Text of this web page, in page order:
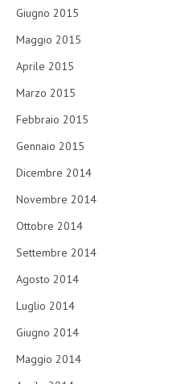
Giugno 2015
Maggio 2015
Aprile 2015
Marzo 2015
Febbraio 2015
Gennaio 2015
Dicembre 2014
Novembre 2014
Ottobre 2014
Settembre 2014
Agosto 2014
Luglio 2014
Giugno 2014
Maggio 2014